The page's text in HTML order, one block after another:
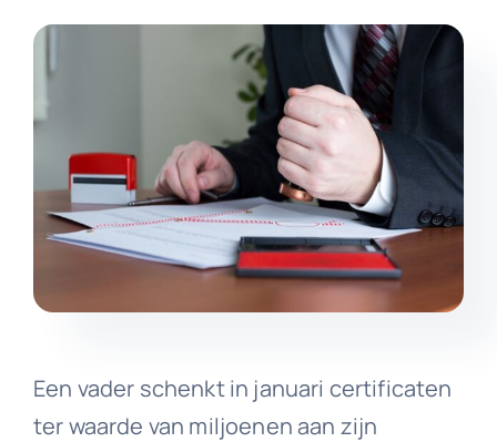
Een vader schenkt in januari certificaten
ter waarde van miljoenen aan zijn